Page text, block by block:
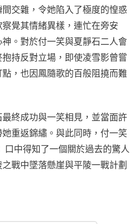
交雜，令她陷入了極度的惶惑
覺其情緒異樣，連忙在旁安
。對於付一笑與夏靜石二人會
持反對立場，即使凌雪影曾嘗
，也因鳳隨歌的百般阻撓而難
終成功與一笑相見，並當面許
重返錦繡。與此同時，付一笑
口中得知了一個關於過去的驚人
戰中墜落懸崖與平陵一戰計劃